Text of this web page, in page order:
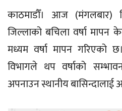
काठमाडौँ। आज (मंगलबार)
जिल्लाको बचिला वर्षा मापन
मध्यम वर्षा मापन गरिएको
विभागले थप वर्षाको
अपनाउन स्थानीय बासिन्दालाई